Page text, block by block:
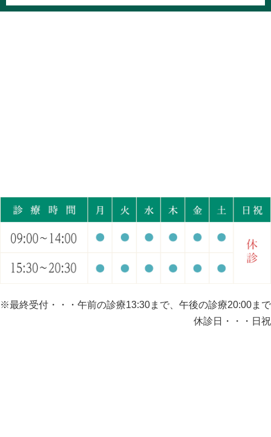
※最終受付・・・午前の診療13:30まで、午後の診療20:00まで
休診日・・・日祝